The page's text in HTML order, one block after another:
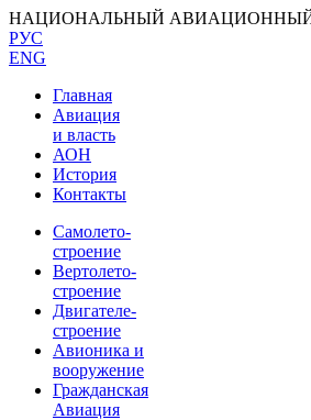
НАЦИОНАЛЬНЫЙ
РУС
ENG
Главная
Авиация
и власть
АОН
История
Контакты
Самолето-
строение
Вертолето-
строение
Двигателе-
строение
Авионика и
вооружение
Гражданская
Авиация